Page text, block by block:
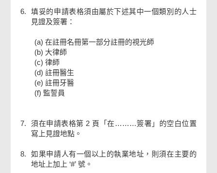
6.
填妥的申請表格須由屬於下述其中一個類別的人士
見證及簽署：
(a) 在註冊名冊第一部分註冊的視光師
(b) 大律師
(c) 律師
(d) 註冊醫生
(e) 註冊牙醫
(f) 監誓員
7.
須在申請表格第 2 頁「在………簽署」的空白位置
寫上見證地點。
8.
如果申請人有一個以上的執業地址，則須在主要的
地址上加上 ‘#’ 號。